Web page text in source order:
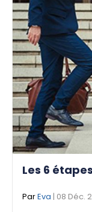
Les 6
ParEva | 08 Déc.